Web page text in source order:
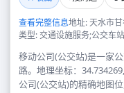
查看完整信息地址: 天水市
类型: 交通设施服务;公交车
移动公司(公交站)是一家
路。地理坐标：
公司(公交站)的精确地图